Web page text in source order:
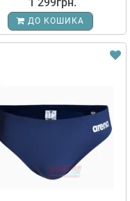
ДО КОШИКА